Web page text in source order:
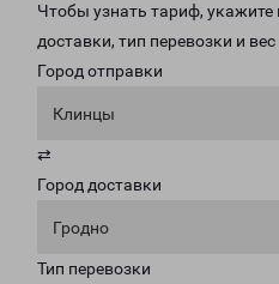
Чтобы узнать тариф, укажите
доставки, тип перевозки и вес
Город отправки
Клинцы
⇄
Город доставки
Гродно
Тип перевозки